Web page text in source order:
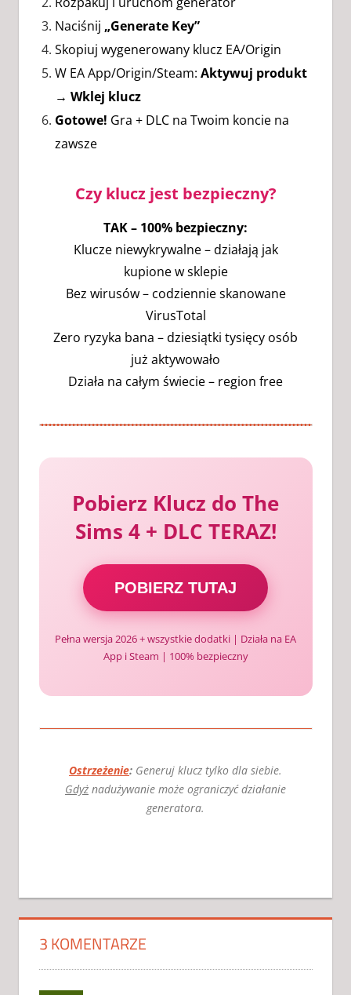
Naciśnij „Generate Key”
Skopiuj wygenerowany klucz EA/Origin
W EA App/Origin/Steam: Aktywuj produkt
→ Wklej klucz
Gotowe! Gra + DLC na Twoim koncie na
zawsze
Czy klucz jest bezpieczny?
TAK – 100% bezpieczny:
Klucze niewykrywalne – działają jak
kupione w sklepie
Bez wirusów – codziennie skanowane
VirusTotal
Zero ryzyka bana – dziesiątki tysięcy osób
już aktywowało
Działa na całym świecie – region free
Pobierz Klucz do The
Sims 4 + DLC TERAZ!
POBIERZ TUTAJ
Pełna wersja 2026 + wszystkie dodatki | Działa na EA
App i Steam | 100% bezpieczny
Ostrzeżenie: Generuj klucz tylko dla siebie.
Gdyż nadużywanie może ograniczyć działanie
generatora.
SIMS 4
AKTYWATOR
3 KOMENTARZE